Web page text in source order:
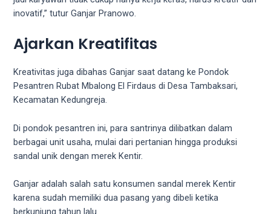
porn
shot
ourselves.
Surf
around
categorized
sections
and
choose
inovatif,” tutur Ganjar Pranowo.
Ajarkan Kreatifitas
Kreativitas juga dibahas Ganjar saat datang ke Pondok
Pesantren Rubat Mbalong El Firdaus di Desa Tambaksari,
Kecamatan Kedungreja.
Di pondok pesantren ini, para santrinya dilibatkan dalam
berbagai unit usaha, mulai dari pertanian hingga produksi
sandal unik dengan merek Kentir.
Ganjar adalah salah satu konsumen sandal merek Kentir
karena sudah memiliki dua pasang yang dibeli ketika
berkunjung tahun lalu.